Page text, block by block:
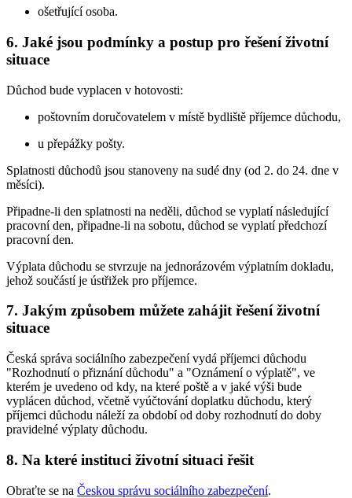
ošetřující osoba.
6. Jaké jsou podmínky a postup pro řešení životní
situace
Důchod bude vyplacen v hotovosti:
poštovním doručovatelem v místě bydliště příjemce důchodu,
u přepážky pošty.
Splatnosti důchodů jsou stanoveny na sudé dny (od 2. do 24. dne v
měsíci).
Připadne-li den splatnosti na neděli, důchod se vyplatí následující
pracovní den, připadne-li na sobotu, důchod se vyplatí předchozí
pracovní den.
Výplata důchodu se stvrzuje na jednorázovém výplatním dokladu,
jehož součástí je ústřižek pro příjemce.
7. Jakým způsobem můžete zahájit řešení životní
situace
Česká správa sociálního zabezpečení vydá příjemci důchodu
"Rozhodnutí o přiznání důchodu" a "Oznámení o výplatě", ve
kterém je uvedeno od kdy, na které poště a v jaké výši bude
vyplácen důchod, včetně vyúčtování doplatku důchodu, který
příjemci důchodu náleží za období od doby rozhodnutí do doby
pravidelné výplaty důchodu.
8. Na které instituci životní situaci řešit
Obraťte se na Českou správu sociálního zabezpečení.